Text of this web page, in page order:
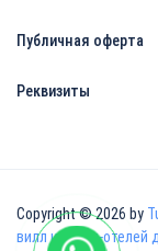
Публичная оферта
Реквизиты
Copyright © 2026 by
вилл и апарт-отелей